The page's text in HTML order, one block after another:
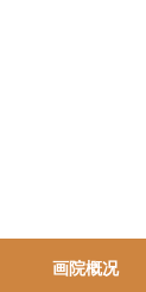
画院概况